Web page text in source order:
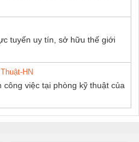
tuyến uy tín, sở hữu thế giới
HN
việc tại phòng kỹ thuật của